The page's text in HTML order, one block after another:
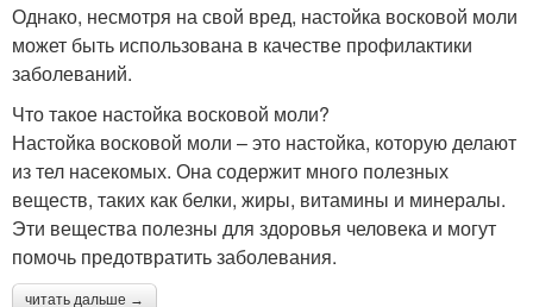
Однако, несмотря на свой вред, настойка восковой моли
может быть использована в качестве профилактики
заболеваний.
Что такое настойка восковой моли?
Настойка восковой моли – это настойка, которую делают
из тел насекомых. Она содержит много полезных
веществ, таких как белки, жиры, витамины и минералы.
Эти вещества полезны для здоровья человека и могут
помочь предотвратить заболевания.
читать дальше →